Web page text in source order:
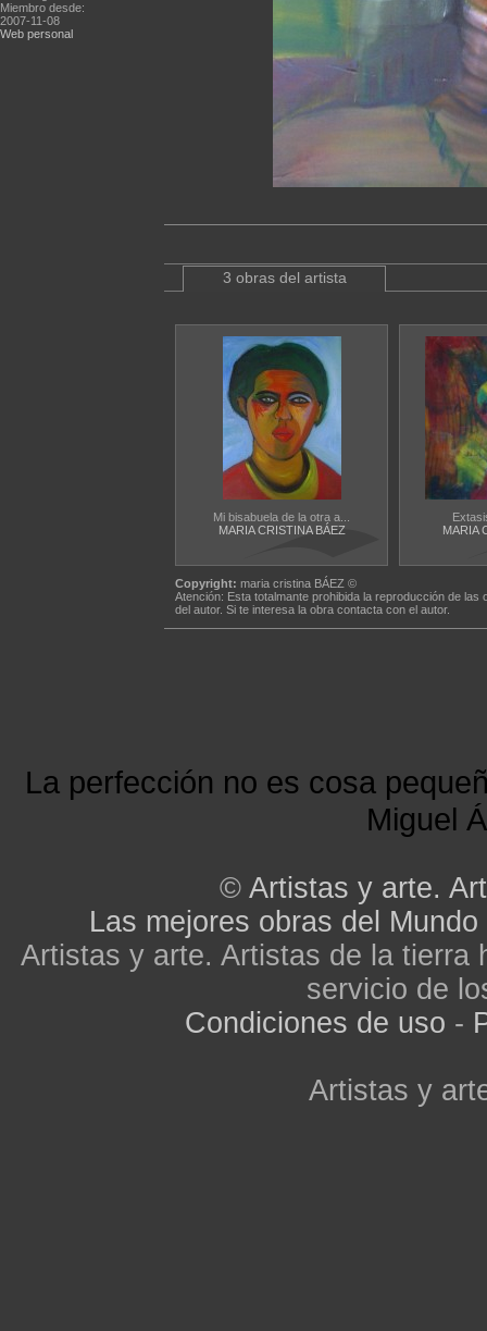
Miembro desde:
2007-11-08
Web personal
3 obras del artista
Mi bisabuela de la otra a...
MARIA CRISTINA BÁEZ
MARIA
Copyright: maria cristina BÁEZ ©
Atención: Esta totalmante prohibida la reproducción de
del autor. Si te interesa la obra contacta con el autor.
La perfección no es cosa
Miguel
© Artistas y arte.
Las mejores obras del Mundo
Artistas y arte. Artistas de la tierra
servicio de
Condiciones de uso -
Artistas y